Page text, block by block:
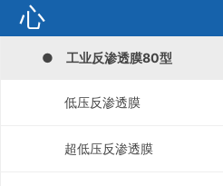
心
● 工业反渗透膜80型
低压反渗透膜
超低压反渗透膜